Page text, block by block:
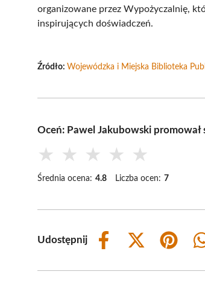
organizowane przez Wypożyczalnię,
inspirujących doświadczeń.
Źródło: Wojewódzka i Miejska Biblioteka
Oceń: Pawel Jakubowski
★ ★ ★ ★ ★
Średnia ocena: 4.8 Liczba ocen: 7
Udostępnij
Share
Share
(Twitter)
Share